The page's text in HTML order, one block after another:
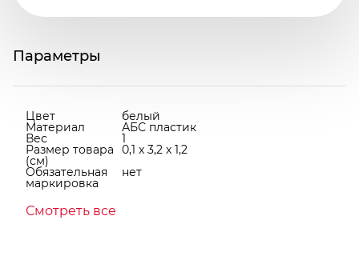
Параметры
Цвет белый
Материал АБС пластик
Вес 1
Размер товара
(см)
0,1 x 3,2 x 1,2
Обязательная
маркировка
нет
Смотреть все